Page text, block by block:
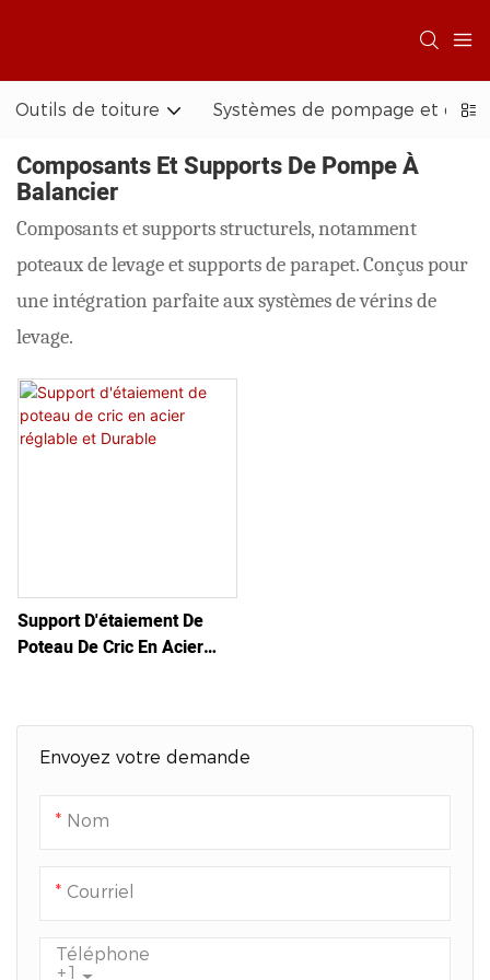
Outils de toiture Systèmes de pompage et
Composants Et Supports De Pompe À
Balancier
Composants et supports structurels, notamment
poteaux de levage et supports de parapet. Conçus pour
une intégration parfaite aux systèmes de vérins de
levage.
Envoyez votre demande
Nom
Courriel
+1
Téléphone
Support D'étaiement De
Poteau De Cric En Acier